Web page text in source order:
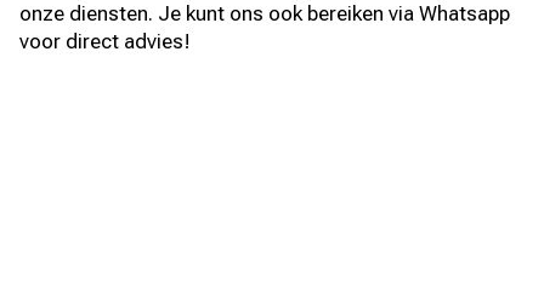
onze diensten. Je kunt ons ook bereiken via Whatsapp
voor direct advies!